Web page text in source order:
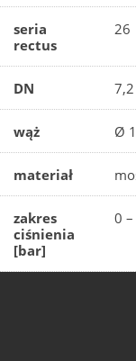
seria
rectus
26
DN 7,2
wąż Ø
materiał
zakres
ciśnienia
[bar]
0